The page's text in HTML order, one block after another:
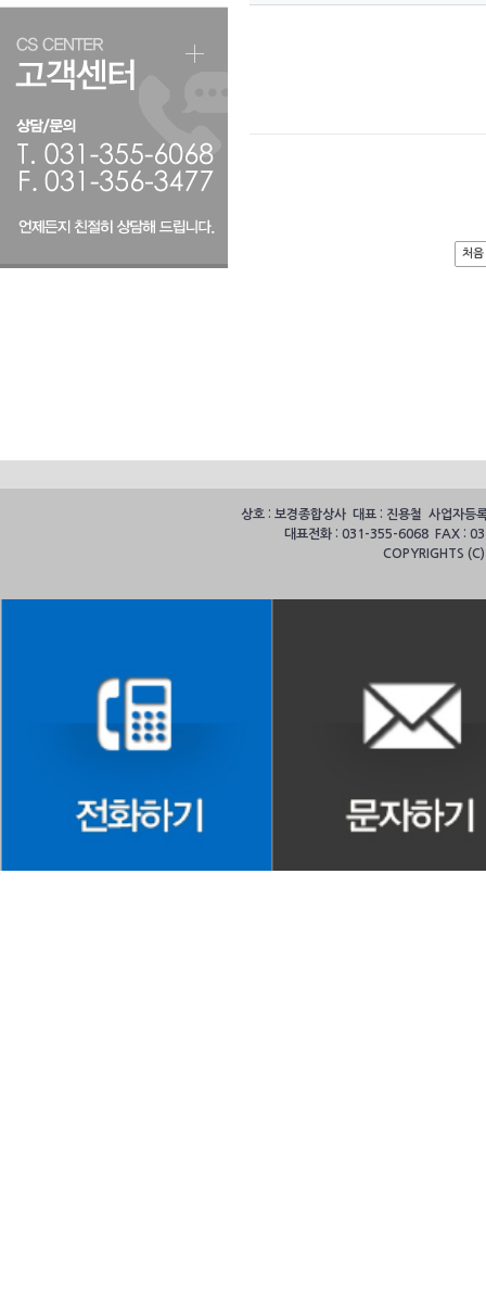
처음
상호 : 보경종합상사 대표 : 진용철 사업자
대표전화 : 031-355-6068 FAX :
COPYRIGHTS (C)